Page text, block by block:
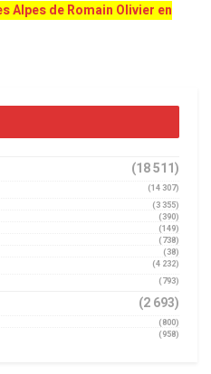
Alpes de Romain Olivier en
(18 511)
(14 307)
(3 355)
(390)
(149)
(738)
(38)
(4 232)
(793)
(2 693)
(800)
(958)